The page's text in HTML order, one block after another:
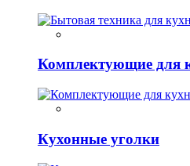
Комплектующие для
Кухонные уголки